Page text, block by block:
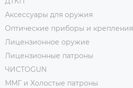
Аксессуары для оружия
Оптические приборы и крепления
Лицензионное оружие
Лицензионные патроны
ЧИСТОGUN
ММГ и Холостые патроны